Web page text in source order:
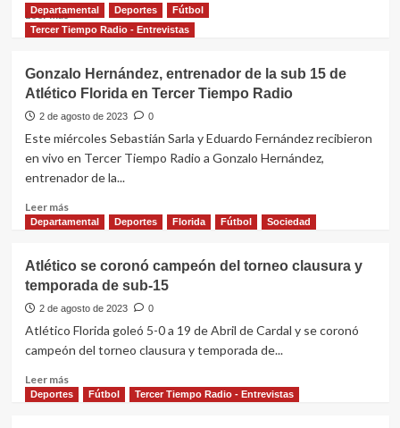
Tiempo
Radio
Leer másLeer
más
fecha
del
campeonato
apertura
la
divisional
Departamental Deportes
Fútbol
Tercer Tiempo Radio - Entrevistas
Gonzalo Hernández, entrenador de la sub 15 de
Atlético Florida en Tercer Tiempo Radio
2 de agosto de 2023 0
Este miércoles Sebastián Sarla y Eduardo Fernández recibieron
en vivo en Tercer Tiempo Radio a Gonzalo Hernández,
entrenador de la...
Leer másLeer
más
Hernández,
entrenador
de
la
15
Atlético
Departamental Deportes Florida Fútbol Sociedad
Atlético se coronó campeón del torneo clausura y
temporada de sub-15
2 de agosto de 2023 0
Atlético Florida goleó 5-0 a 19 de Abril de Cardal y se coronó
campeón del torneo clausura y temporada de...
Leer másLeer
más
Deportes Fútbol Tercer Tiempo Radio - Entrevistas